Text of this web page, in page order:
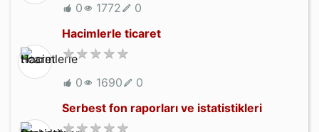
0 1772
0
Hacimlerle ticaret
0 1690
0
Serbest fon raporları ve istatistikleri